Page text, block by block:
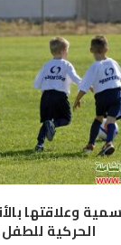
وعلاقتها
الحركية للطفل